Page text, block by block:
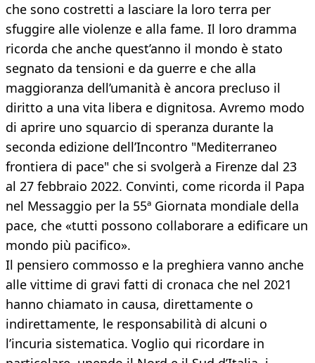
che sono costretti a lasciare la loro terra per
sfuggire alle violenze e alla fame. Il loro dramma
ricorda che anche quest’anno il mondo è stato
segnato da tensioni e da guerre e che alla
maggioranza dell’umanità è ancora precluso il
diritto a una vita libera e dignitosa. Avremo modo
di aprire uno squarcio di speranza durante la
seconda edizione dell’Incontro "Mediterraneo
frontiera di pace" che si svolgerà a Firenze dal 23
al 27 febbraio 2022. Convinti, come ricorda il Papa
nel Messaggio per la 55ª Giornata mondiale della
pace, che «tutti possono collaborare a edificare un
mondo più pacifico».
Il pensiero commosso e la preghiera vanno anche
alle vittime di gravi fatti di cronaca che nel 2021
hanno chiamato in causa, direttamente o
indirettamente, le responsabilità di alcuni o
l’incuria sistematica. Voglio qui ricordare in